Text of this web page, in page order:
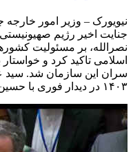
نیویورک – وزیر امور
جنایت اخیر رژیم
نصرالله، بر مسئولیت
اسلامی تاکید کرد و
سران این سازمان شد. سید
۱۴۰۳ در دیدار فوری با حسین ابراهیم […]